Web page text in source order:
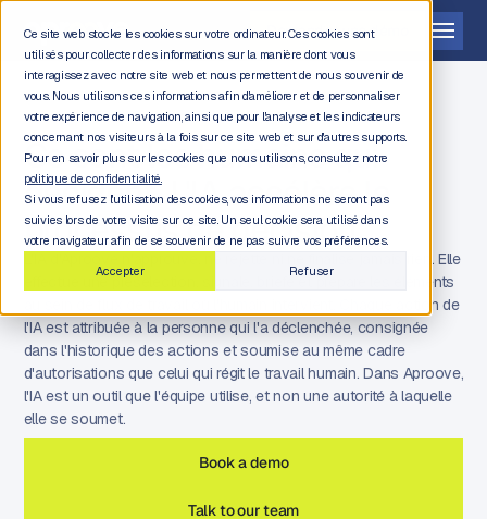
Ce site web stocke les cookies sur votre ordinateur. Ces cookies sont
utilisés pour collecter des informations sur la manière dont vous
interagissez avec notre site web et nous permettent de nous souvenir de
vous. Nous utilisons ces informations afin d'améliorer et de personnaliser
votre expérience de navigation, ainsi que pour l'analyse et les indicateurs
concernant nos visiteurs à la fois sur ce site web et sur d'autres supports.
Pour en savoir plus sur les cookies que nous utilisons, consultez notre
politique de confidentialité.
Si vous refusez l'utilisation des cookies, vos informations ne seront pas
suivies lors de votre visite sur ce site. Un seul cookie sera utilisé dans
votre navigateur afin de se souvenir de ne pas suivre vos préférences.
Accepter
Refuser
Demander une démo
Ce sont les humains qui
décident. L'IA accélère le
processus de décision.
L'IA d'Aproove n'approuve, ne rejette ni ne finalise jamais rien. Elle
effectue une présélection, signale, briefe et prépare les éléments
au sein de flux de travail où l'humain intervient. Chaque action de
l'IA est attribuée à la personne qui l'a déclenchée, consignée
dans l'historique des actions et soumise au même cadre
d'autorisations que celui qui régit le travail humain. Dans Aproove,
l'IA est un outil que l'équipe utilise, et non une autorité à laquelle
elle se soumet.
Book a demo
Talk to our team